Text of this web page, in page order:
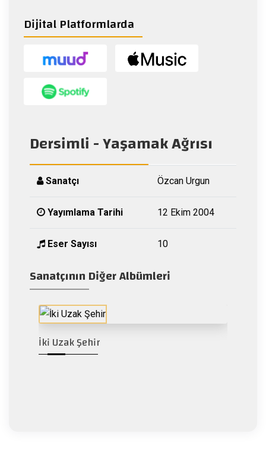
Dijital Platformlarda
Dersimli - Yaşamak Ağrısı
Sanatçı Özcan Urgun
Yayımlama Tarihi 12 Ekim 2004
Eser Sayısı 10
Sanatçının Diğer Albümleri
İki Uzak Şehir